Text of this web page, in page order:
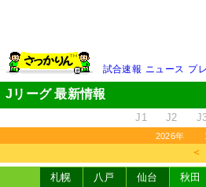
試合速報 ニュース プ
Jリーグ 最新情報
J1 J2
2026年
＜
札幌 八戸 仙台 秋田